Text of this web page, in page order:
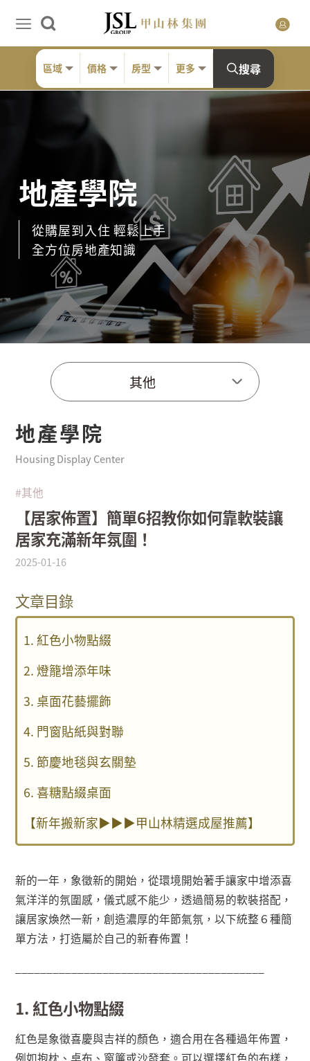
區域 價格 房型 更多 搜尋
地產學院
從購屋到入住 輕鬆上手
全方位房地產知識
其他
地產學院
Housing Display Center
#其他
【居家佈置】簡單6招教你如何靠軟裝讓
居家充滿新年氛圍！
2025-01-16
文章目錄
1. 紅色小物點綴
2. 燈籠增添年味
3. 桌面花藝擺飾
4. 門窗貼紙與對聯
5. 節慶地毯與玄關墊
6. 喜糖點綴桌面
【新年搬新家▶▶▶甲山林精選成屋推薦】
新的一年，象徵新的開始，從環境開始著手讓家中增添喜
氣洋洋的氛圍感，儀式感不能少，透過簡易的軟裝搭配，
讓居家煥然一新，創造濃厚的年節氣氛，以下統整６種簡
單方法，打造屬於自己的新春佈置！
1. 紅色小物點綴
紅色是象徵喜慶與吉祥的顏色，適合用在各種過年佈置，
例如抱枕、桌布、窗簾或沙發套。可以選擇紅色的布樣，